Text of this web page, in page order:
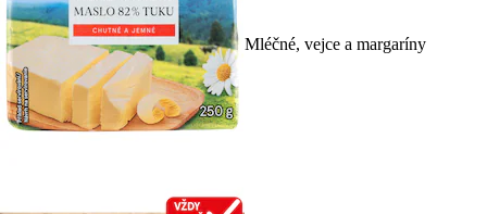
Mléčné, vejce a margaríny